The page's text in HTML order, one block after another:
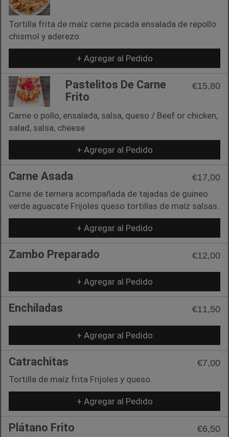
Tortilla frita de maíz carne picada ensalada de repollo
chismol y aderezo.
+ Agregar al Pedido
Pastelitos De Carne
Frito
€15,80
Carne o pollo, ensalada, salsa, queso / Beef or chicken,
salad, salsa, cheese
+ Agregar al Pedido
Carne Asada
€17,00
Carne de ternera acompañada de tajadas de guineo
verde aguacate Frijoles queso tortillas de maíz salsas.
+ Agregar al Pedido
Zambo Preparado €12,00
+ Agregar al Pedido
Enchiladas €11,50
+ Agregar al Pedido
Catrachitas
€7,00
Tortilla de maíz frita Frijoles y queso.
+ Agregar al Pedido
Plátano Frito €6,50